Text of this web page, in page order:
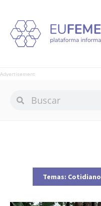
Advertisement
Temas: Cotidiano